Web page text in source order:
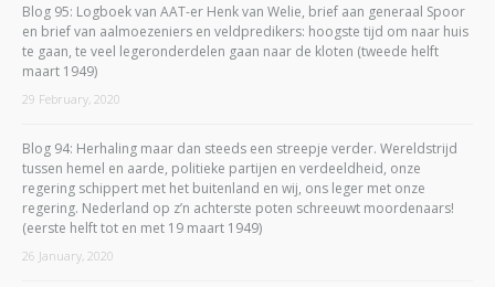
Blog 95: Logboek van AAT-er Henk van Welie, brief aan generaal Spoor
en brief van aalmoezeniers en veldpredikers: hoogste tijd om naar huis
te gaan, te veel legeronderdelen gaan naar de kloten (tweede helft
maart 1949)
29 February, 2020
Blog 94: Herhaling maar dan steeds een streepje verder. Wereldstrijd
tussen hemel en aarde, politieke partijen en verdeeldheid, onze
regering schippert met het buitenland en wij, ons leger met onze
regering. Nederland op z’n achterste poten schreeuwt moordenaars!
(eerste helft tot en met 19 maart 1949)
26 January, 2020